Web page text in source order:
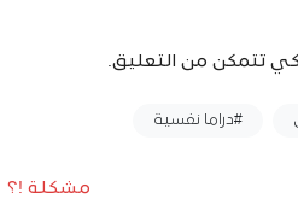
تتمكن من التعليق.
#دراما نفسية
مشكلة !؟